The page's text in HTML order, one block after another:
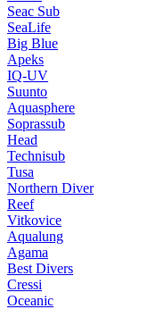
Seac Sub
SeaLife
Big Blue
Apeks
IQ-UV
Suunto
Aquasphere
Soprassub
Head
Technisub
Tusa
Northern Diver
Reef
Vitkovice
Aqualung
Agama
Best Divers
Cressi
Oceanic